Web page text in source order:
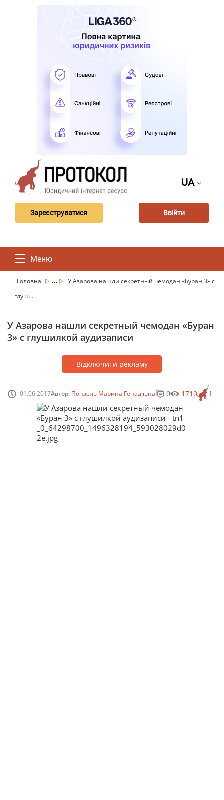
UA
Зареєструватися Ввійти
Меню
Головна ...
У Азарова нашли секретный чемодан «Буран 3» с
глуш...
У Азарова нашли секретный чемодан «Буран
3» с глушилкой аудизаписи
Відключити рекламу
01.06.2017Автор: Понзель Марина Генадіївна 1
0 1710